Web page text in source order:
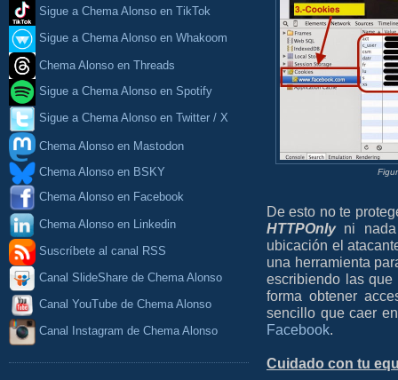
Sigue a Chema Alonso en TikTok
Sigue a Chema Alonso en Whakoom
Chema Alonso en Threads
Sigue a Chema Alonso en Spotify
Sigue a Chema Alonso en Twitter / X
Chema Alonso en Mastodon
Chema Alonso en BSKY
Chema Alonso en Facebook
Chema Alonso en Linkedin
Suscríbete al canal RSS
Canal SlideShare de Chema Alonso
Canal YouTube de Chema Alonso
Canal Instagram de Chema Alonso
De esto no te
HTTPOnlyni nada
ubicación el
una herramienta
escribiendo las
forma obtener
sencillo que caer
Facebook.
Cuidado con tu